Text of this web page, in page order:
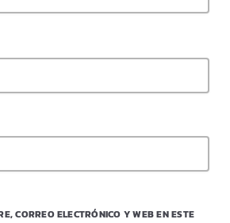
CORREO ELECTRÓNICO Y WEB EN ESTE